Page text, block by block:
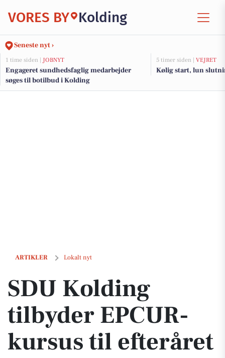
VORES BY Kolding
Seneste nyt ›
1 time siden | JOBNYT
Engageret sundhedsfaglig medarbejder
søges til botilbud i Kolding
5 timer siden | VEJRET
Kølig start, lun
ARTIKLER Lokalt nyt
SDU Kolding tilbyder EPCUR-kursus til efteråret
SDU Kolding
tilbyder EPCUR-
kursus til efteråret